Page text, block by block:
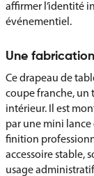
affirmer l’identité
événementiel.
Une
Ce drapeau de
coupe franche, un
intérieur. Il est
par une mini
finition
accessoire stable,
usage